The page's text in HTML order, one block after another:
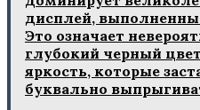
дисплей‚
Это означает
глубокий черный
яркость‚ которые
буквально